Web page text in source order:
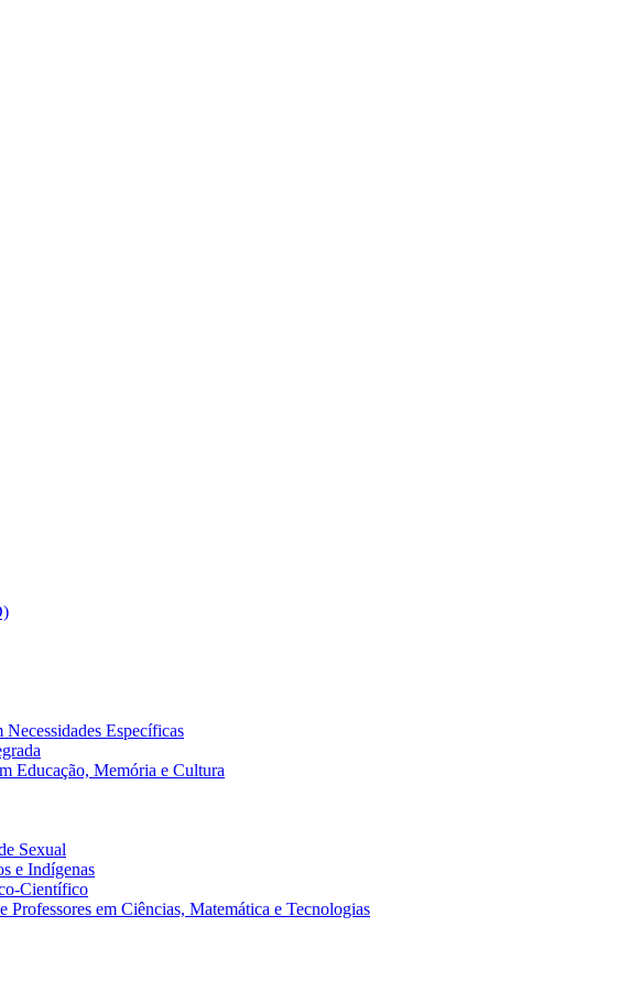
Específicas
Educação, Memória e Cultura
Sexual
e Indígenas
Científico
em Ciências, Matemática e Tecnologias